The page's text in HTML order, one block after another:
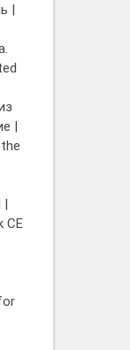
|
|
|
CE